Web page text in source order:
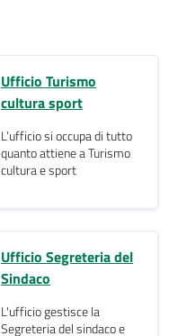
Ufficio Turismo
cultura sport
L’ufficio si occupa di tutto
quanto attiene a Turismo
cultura e sport
Ufficio Segreteria del
Sindaco
L'ufficio gestisce la
Segreteria del sindaco e